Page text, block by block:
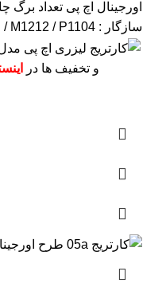
اورجینال اچ پی تعداد برگ چاپی :
سازگار : Pro1109 / P1102 / M1212 / P1104 و ....
و تخفیف ها در